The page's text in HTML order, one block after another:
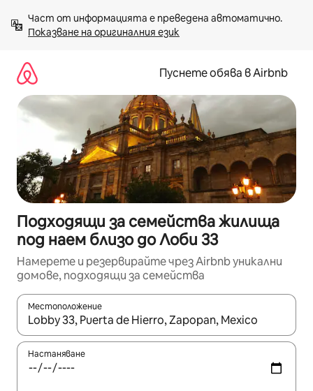
към
съдържанието
Показване на оригиналния език
Пуснете обява в Airbnb
Подходящи за семейства жилища
под наем близо до Лоби 33
Намерете и резервирайте чрез Airbnb уникални
домове, подходящи за семейства
Местоположение
Когато резултатите се покажат, използвайте
Настаняване